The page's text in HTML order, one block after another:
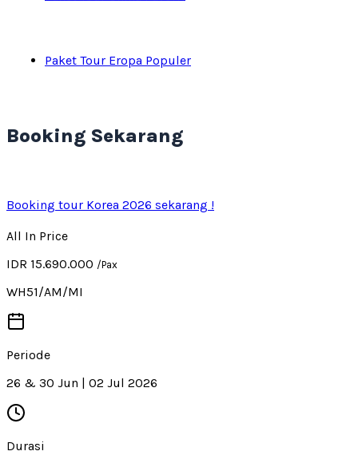
Paket Tour Eropa Populer
Booking Sekarang
Booking tour Korea 2026 sekarang !
All In Price
IDR 15.690.000 /Pax
WH51/AM/MI
Periode
26 & 30 Jun | 02 Jul 2026
Durasi